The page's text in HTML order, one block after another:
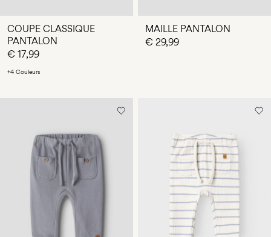
COUPE CLASSIQUE
PANTALON
€ 17,99
+4 Couleurs
MAILLE PANTALON
€ 29,99